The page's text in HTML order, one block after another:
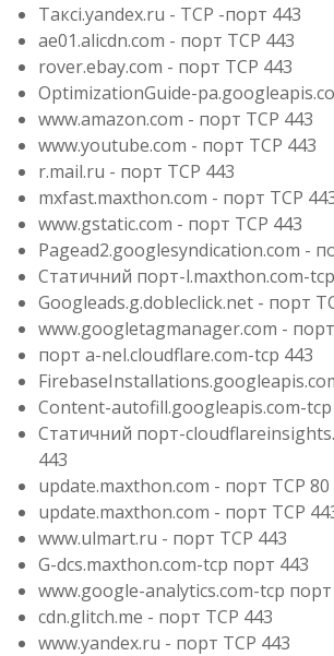
Таксі.yandex.ru - TCP -порт 443
ae01.alicdn.com - порт TCP 443
rover.ebay.com - порт TCP 443
OptimizationGuide-
www.amazon.com - порт TCP 443
www.youtube.com - порт TCP 443
r.mail.ru - порт TCP 443
mxfast.maxthon.com - порт TCP
www.gstatic.com - порт TCP 443
Pagead2.googlesyndication.com -
Статичний порт-l.maxthon.com-
Googleads.g.dobleclick.net - порт
www.googletagmanager.com -
порт a-nel.cloudflare.com-tcp 443
Content-autofill.googleapis.com-
Статичний порт-
443
update.maxthon.com - порт TCP 80
update.maxthon.com - порт TCP
www.ulmart.ru - порт TCP 443
G-dcs.maxthon.com-tcp порт 443
www.google-analytics.com-tcp порт
cdn.glitch.me - порт TCP 443
www.yandex.ru - порт TCP 443